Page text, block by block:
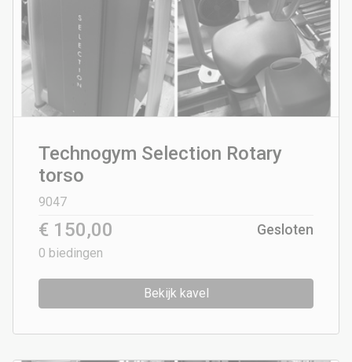
Technogym Selection Rotary
torso
9047
€ 150,00
0 biedingen
Gesloten
Bekijk kavel